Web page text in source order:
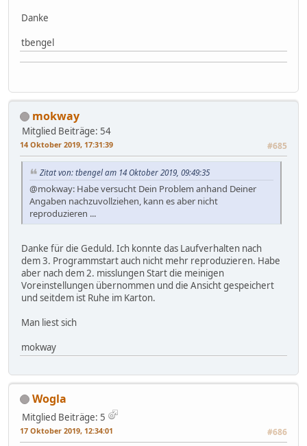
Danke
tbengel
mokway
Mitglied Beiträge: 54
14 Oktober 2019, 17:31:39 #685
Zitat von: tbengel am 14 Oktober 2019, 09:49:35
@mokway: Habe versucht Dein Problem anhand Deiner
Angaben nachzuvollziehen, kann es aber nicht
reproduzieren ...
Danke für die Geduld. Ich konnte das Laufverhalten nach
dem 3. Programmstart auch nicht mehr reproduzieren. Habe
aber nach dem 2. misslungen Start die meinigen
Voreinstellungen übernommen und die Ansicht gespeichert
und seitdem ist Ruhe im Karton.
Man liest sich
mokway
Wogla
Mitglied Beiträge: 5
17 Oktober 2019, 12:34:01 #686